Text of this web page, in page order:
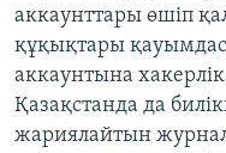
аккаунттары өшіп
құқықтары
аккаунтына
Қазақстанда да
жариялайтын